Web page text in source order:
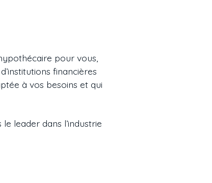
pour vous,
financières
à vos besoins et qui
leader dans l’industrie